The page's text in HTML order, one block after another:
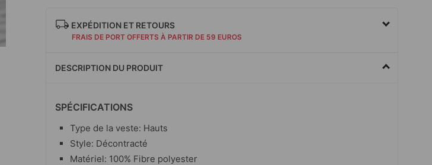
EXPÉDITION ET RETOURS
FRAIS DE PORT OFFERTS À PARTIR DE 59 EUROS
DESCRIPTION DU PRODUIT
SPÉCIFICATIONS
Type de la veste: Hauts
Style: Décontracté
Matériel: 100% Fibre polyester